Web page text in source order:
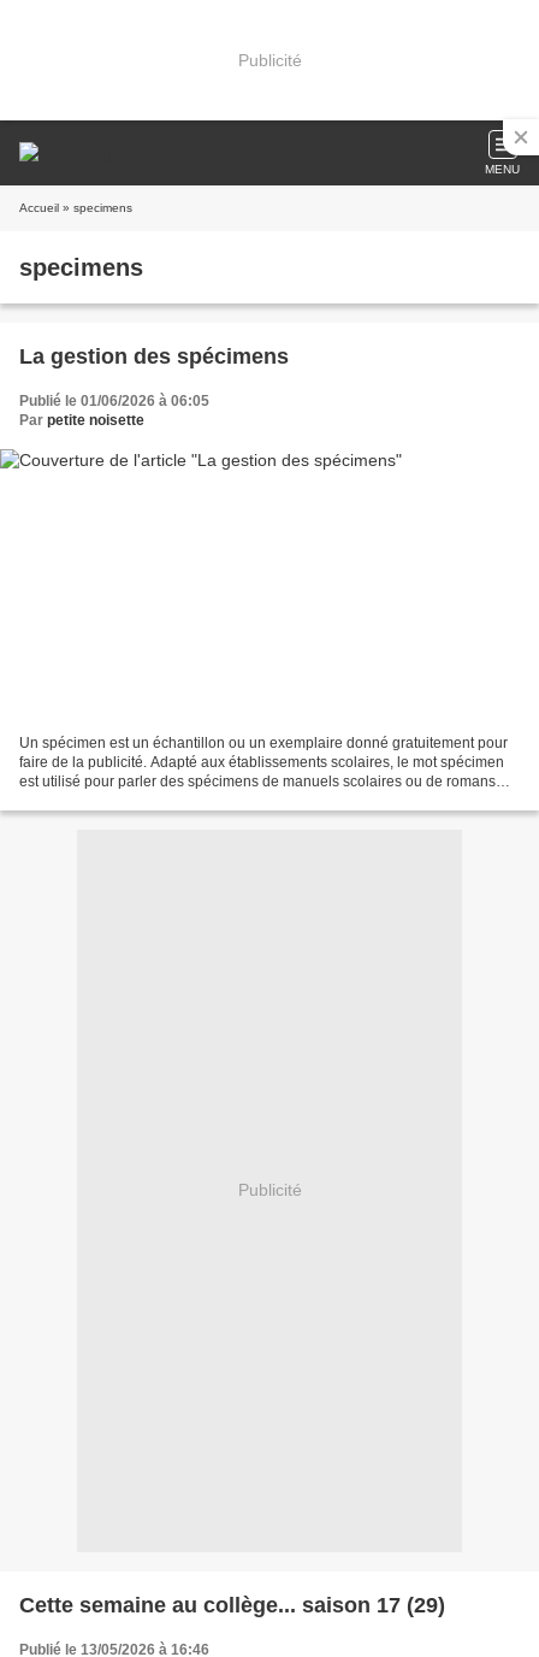
Publicité
MENU
Accueil » specimens
specimens
La gestion des spécimens
Publié le 01/06/2026 à 06:05
Par petite noisette
Un spécimen est un échantillon ou un exemplaire donné gratuitement pour
faire de la publicité. Adapté aux établissements scolaires, le mot spécimen
est utilisé pour parler des spécimens de manuels scolaires ou de romans
Publicité
Cette semaine au collège... saison 17 (29)
Publié le 13/05/2026 à 16:46